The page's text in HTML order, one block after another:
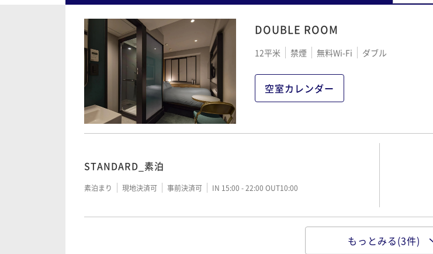
DOUBLE ROOM
12平米 禁煙 無料Wi-Fi ダブル
空室カレンダー
STANDARD_素泊
素泊まり 現地決済可 事前決済可 IN 15:00 - 22:00 OUT10:00
もっとみる(3件)